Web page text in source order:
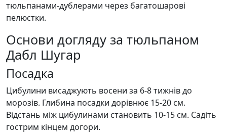
тюльпанами-дублерами через багатошарові
пелюстки.
Основи догляду за тюльпаном
Дабл Шугар
Посадка
Цибулини висаджують восени за 6-8 тижнів до
морозів. Глибина посадки дорівнює 15-20 см.
Відстань між цибулинами становить 10-15 см. Садіть
гострим кінцем догори.